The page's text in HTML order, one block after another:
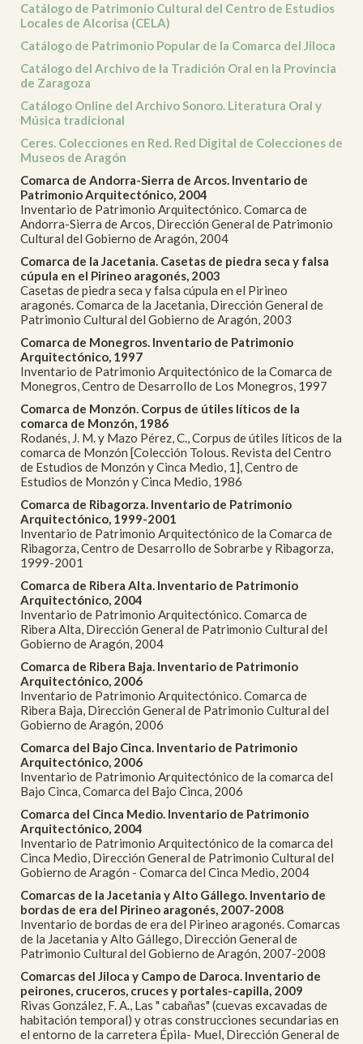
Catálogo de Patrimonio Cultural del Centro de Estudios
Locales de Alcorisa (CELA)
Catálogo de Patrimonio Popular de la Comarca del Jiloca
Catálogo del Archivo de la Tradición Oral en la Provincia
de Zaragoza
Catálogo Online del Archivo Sonoro. Literatura Oral y
Música tradicional
Ceres. Colecciones en Red. Red Digital de Colecciones de
Museos de Aragón
Comarca de Andorra-Sierra de Arcos. Inventario de
Patrimonio Arquitectónico, 2004
Inventario de Patrimonio Arquitectónico. Comarca de
Andorra-Sierra de Arcos, Dirección General de Patrimonio
Cultural del Gobierno de Aragón, 2004
Comarca de la Jacetania. Casetas de piedra seca y falsa
cúpula en el Pirineo aragonés, 2003
Casetas de piedra seca y falsa cúpula en el Pirineo
aragonés. Comarca de la Jacetania, Dirección General de
Patrimonio Cultural del Gobierno de Aragón, 2003
Comarca de Monegros. Inventario de Patrimonio
Arquitectónico, 1997
Inventario de Patrimonio Arquitectónico de la Comarca de
Monegros, Centro de Desarrollo de Los Monegros, 1997
Comarca de Monzón. Corpus de útiles líticos de la
comarca de Monzón, 1986
Rodanés, J. M. y Mazo Pérez, C., Corpus de útiles líticos de la
comarca de Monzón [Colección Tolous. Revista del Centro
de Estudios de Monzón y Cinca Medio, 1], Centro de
Estudios de Monzón y Cinca Medio, 1986
Comarca de Ribagorza. Inventario de Patrimonio
Arquitectónico, 1999-2001
Inventario de Patrimonio Arquitectónico de la Comarca de
Ribagorza, Centro de Desarrollo de Sobrarbe y Ribagorza,
1999-2001
Comarca de Ribera Alta. Inventario de Patrimonio
Arquitectónico, 2004
Inventario de Patrimonio Arquitectónico. Comarca de
Ribera Alta, Dirección General de Patrimonio Cultural del
Gobierno de Aragón, 2004
Comarca de Ribera Baja. Inventario de Patrimonio
Arquitectónico, 2006
Inventario de Patrimonio Arquitectónico. Comarca de
Ribera Baja, Dirección General de Patrimonio Cultural del
Gobierno de Aragón, 2006
Comarca del Bajo Cinca. Inventario de Patrimonio
Arquitectónico, 2006
Inventario de Patrimonio Arquitectónico de la comarca del
Bajo Cinca, Comarca del Bajo Cinca, 2006
Comarca del Cinca Medio. Inventario de Patrimonio
Arquitectónico, 2004
Inventario de Patrimonio Arquitectónico de la comarca del
Cinca Medio, Dirección General de Patrimonio Cultural del
Gobierno de Aragón - Comarca del Cinca Medio, 2004
Comarcas de la Jacetania y Alto Gállego. Inventario de
bordas de era del Pirineo aragonés, 2007-2008
Inventario de bordas de era del Pirineo aragonés. Comarcas
de la Jacetania y Alto Gállego, Dirección General de
Patrimonio Cultural del Gobierno de Aragón, 2007-2008
Comarcas del Jiloca y Campo de Daroca. Inventario de
peirones, cruceros, cruces y portales-capilla, 2009
Rivas González, F. A., Las " cabañas" (cuevas excavadas de
habitación temporal) y otras construcciones secundarias en
el entorno de la carretera Épila- Muel, Dirección General de